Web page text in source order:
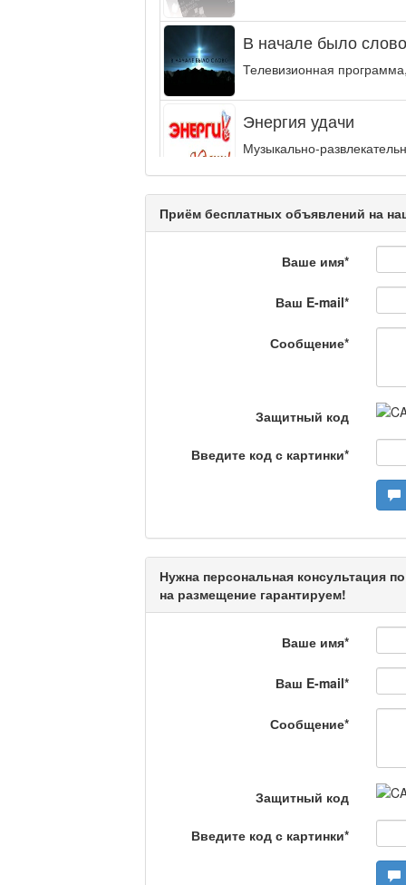
В начале было
Телевизионная
Энергия удачи
Музыкально-
Кәусар
На полицейской
Еженедельный обзор
Люди в кадре
Актуальный
Кто поможет
Сделано в Актобе /
Станем чемпионами
Приём бесплатных объявлений на
Ваше имя*
Ваш E-mail*
Сообщение*
Защитный код
Введите код с картинки*
Нужна персональная консультация
на размещение гарантируем!
Ваше имя*
Ваш E-mail*
Сообщение*
Защитный код
Введите код с картинки*